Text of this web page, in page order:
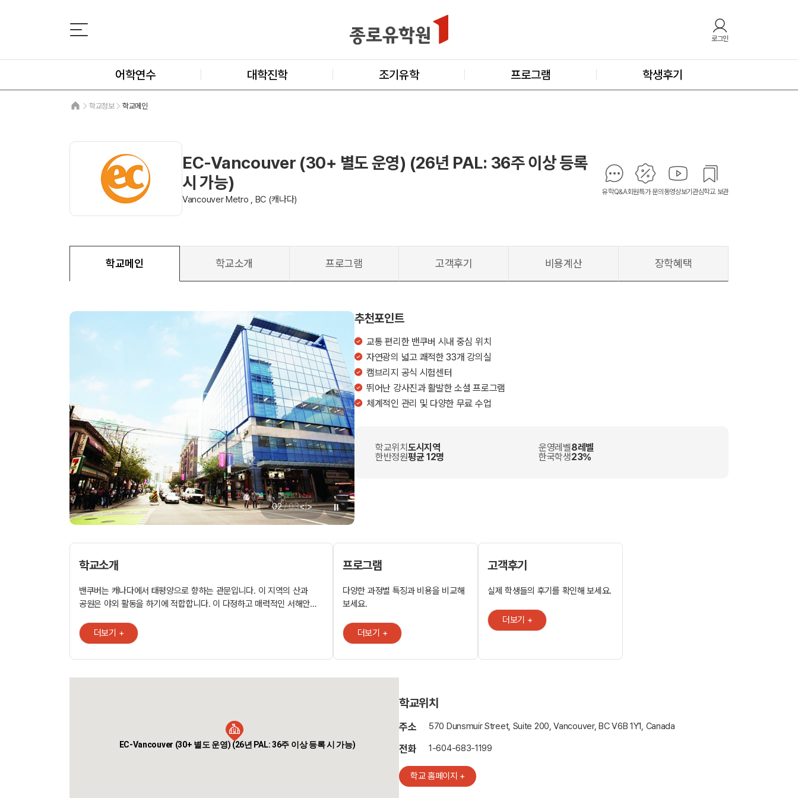
로그인
어학연수 대학진학 조기유학 프로그램 학생후기
학교정보 학교메인
EC-Vancouver (30+ 별도 운영) (26년 PAL: 36주 이상 등록
시 가능)
Vancouver Metro , BC (캐나다)
유학Q&A회원특가 문의 동영상보기관심학교 보관
학교메인 학교소개 프로그램 고객후기 비용계산 장학혜택
02/03<|>
추천포인트
교통 편리한 밴쿠버 시내 중심 위치
자연광의 넓고 쾌적한 33개 강의실
캠브리지 공식 시험센터
뛰어난 강사진과 활발한 소셜 프로그램
체계적인 관리 및 다양한 무료 수업
학교위치 도시지역 운영레벨8레벨
한반정원평균 12명 한국학생23%
학교소개
밴쿠버는 캐나다에서 태평양으로 향하는 관문입니다. 이 지역의 산과
공원은 야외 활동을 하기에 적합합니다. 이 다정하고 매력적인 서해안의
가능하게 합니다. 우리 영어 학원은 시티에서 좋은 자리에 위치하고
있습니다. 학생들은 이 곳에서 잊지 못할 많은 경험들을 하게 될
영어과외활동 및 워크숍 ㆍ 환영 이벤트 ㆍ 사회 및 문화 프로그램
숙소 종류 ㆍ 홈스테이 ㆍ 레지던스(기숙사) ㆍ 공동 아파트
더보기 +
프로그램
다양한 과정별 특징과 비용을 비교해
보세요.
더보기 +
고객후기
실제 학생들의 후기를 확인해 보세요.
더보기 +
EC-Vancouver (30+ 별도 운영) (26년 PAL: 36주 이상 등록 시 가능)
학교위치
주소 570 Dunsmuir Street, Suite 200, Vancouver, BC V6B 1Y1, Canada
전화 1-604-683-1199
학교 홈페이지 +